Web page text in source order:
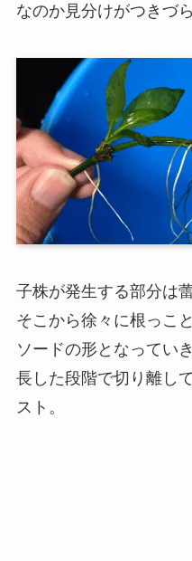
なのか見分けがつきづ
子株が発生する部分は
そこから徐々に根っこ
ソードの形となってい
長した段階で切り離し
スト。